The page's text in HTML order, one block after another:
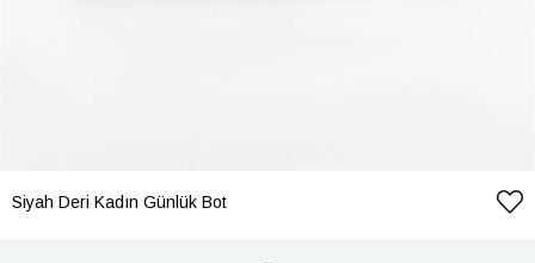
Siyah Deri Kadın Günlük Bot